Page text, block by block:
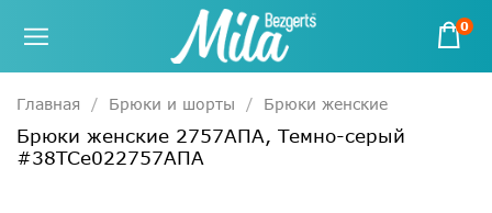
0
Главная Брюки и шорты Брюки женские
Брюки женские 2757АПА, Темно-серый
#38ТСе022757АПА